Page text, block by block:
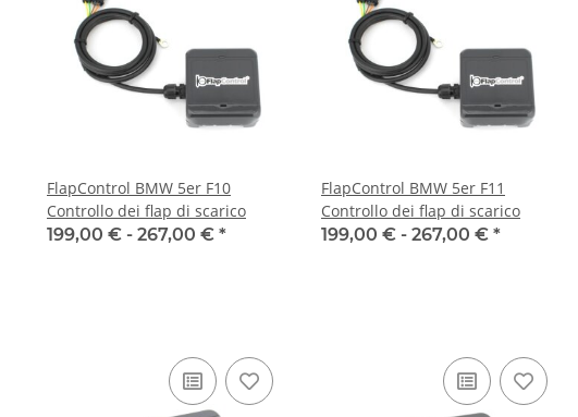
FlapControl BMW 5er F10
Controllo dei flap di scarico
199,00 € - 267,00 € *
FlapControl BMW 5er F11
Controllo dei flap di scarico
199,00 € - 267,00 € *